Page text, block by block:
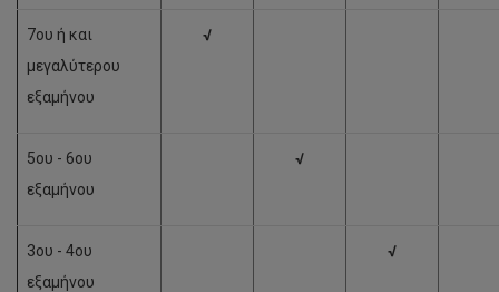
7ου ή και
μεγαλύτερου
εξαμήνου
√
5ου - 6ου
εξαμήνου
√
3ου - 4ου
εξαμήνου
√